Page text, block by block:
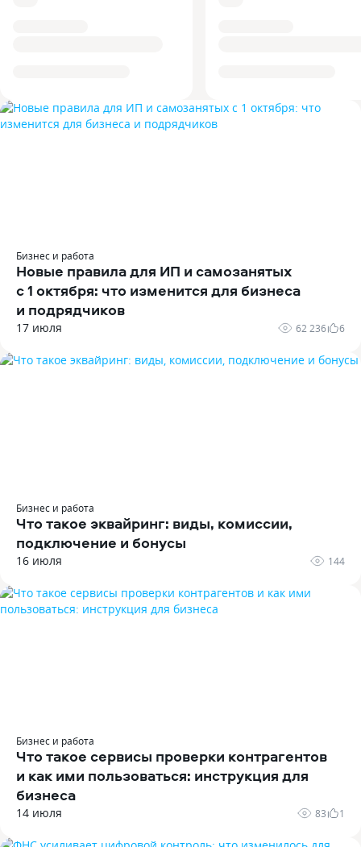
Бизнес и работа
Новые правила для ИП и самозанятых
с 1 октября: что изменится для бизнеса
и подрядчиков
17 июля 62 236 6
Бизнес и работа
Что такое эквайринг: виды, комиссии,
подключение и бонусы
16 июля 144
Бизнес и работа
Что такое сервисы проверки контрагентов
и как ими пользоваться: инструкция для
бизнеса
14 июля 83 1